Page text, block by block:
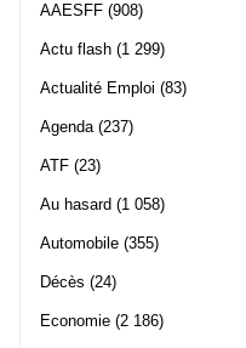
AAESFF (908)
Actu flash (1 299)
Actualité Emploi (83)
Agenda(237)
ATF (23)
Au hasard (1 058)
Automobile (355)
Décès (24)
Economie (2 186)